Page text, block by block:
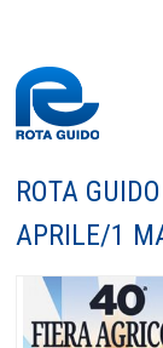
ROTA
APRILE/1